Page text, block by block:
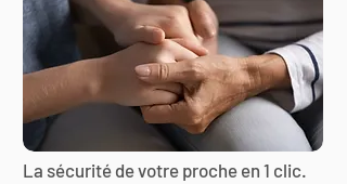
La sécurité de votre proche en 1 clic.